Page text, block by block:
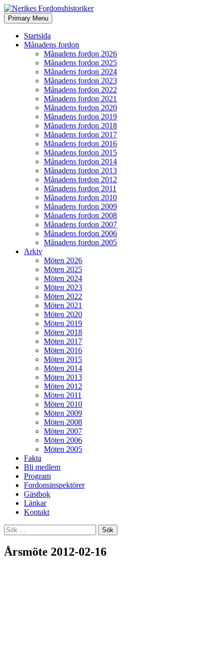
Nerikes Fordonshistoriker
Search
Primary Menu Skip
to
Startsida
Månadens fordon
Månadens fordon 2026
Månadens fordon 2025
Månadens fordon 2024
Månadens fordon 2023
Månadens fordon 2022
Månadens fordon 2021
Månadens fordon 2020
Månadens fordon 2019
Månadens fordon 2018
Månadens fordon 2017
Månadens fordon 2016
Månadens fordon 2015
Månadens fordon 2014
Månadens fordon 2013
Månadens fordon 2012
Månadens fordon 2011
Månadens fordon 2010
Månadens fordon 2009
Månadens fordon 2008
Månadens fordon 2007
Månadens fordon 2006
Månadens fordon 2005
Arkiv
Möten 2026
Möten 2025
Möten 2024
Möten 2023
Möten 2022
Möten 2021
Möten 2020
Möten 2019
Möten 2018
Möten 2017
Möten 2016
Möten 2015
Möten 2014
Möten 2013
Möten 2012
Möten 2011
Möten 2010
Möten 2009
Möten 2008
Möten 2007
Möten 2006
Möten 2005
Fakta
Bli medlem
Program
Fordonsinspektörer
Gästbok
Länkar
Kontakt
Sök
efter:
Årsmöte 2012-02-16